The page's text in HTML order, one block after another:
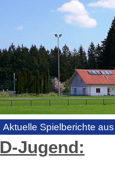
Aktuelle Spielberichte
D-Jugend: